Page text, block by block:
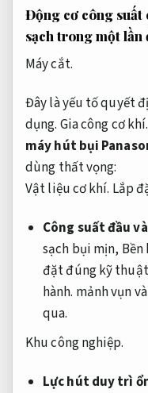
Động cơ công suất
sạch trong một lần
Máy cắt.
Đây là yếu tố quyết
dụng. Gia công cơ khí.
máy hút bụi
dùng thất vọng:
Vật liệu cơ khí. Lắp
Công suất đầu
sạch bụi mịn, Bền
đặt đúng kỹ
hành. mảnh vụn
qua.
Khu công nghiệp.
Lực hút duy trì